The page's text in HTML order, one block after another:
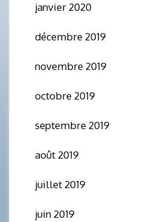
janvier 2020
décembre 2019
novembre 2019
octobre 2019
septembre 2019
août 2019
juillet 2019
juin 2019